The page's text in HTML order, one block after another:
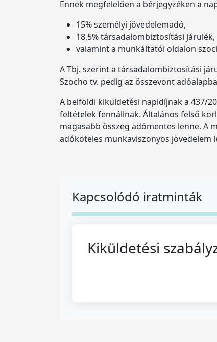
Ennek megfelelően a bérjegyzéken a
15% személyi jövedelemadó,
18,5% társadalombiztosítási járulék,
valamint a munkáltatói oldalon
A Tbj. szerint a társadalombiztosítási
Szocho tv. pedig az összevont
A belföldi kiküldetési napidíjnak a 437/
feltételek fennállnak. Általános felső
magasabb összeg adómentes lenne. A
adóköteles munkaviszonyos jövedelem
Kapcsolódó iratminták
Kiküldetési